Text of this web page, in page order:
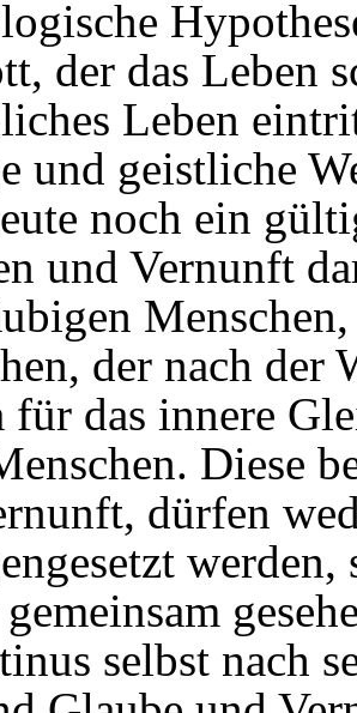
der das Leben
Leben
und geistliche
noch ein
und Vernunft
der nach der
für das innere
Diese
dürfen
selbst nach